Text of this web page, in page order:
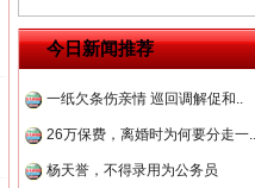
今日新闻推荐
半生相守，一别两宽：这场老年..
一纸欠条伤亲情 巡回调解促和..
26万保费，离婚时为何要分走一..
杨天誉，不得录用为公务员
传销头目出狱后办书院暴力管教..